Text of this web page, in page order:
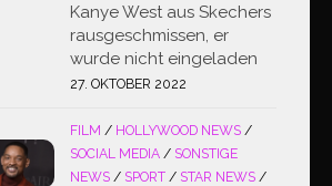
Kanye West aus Skechers
rausgeschmissen, er
wurde nicht eingeladen
27. OKTOBER 2022
FILM / HOLLYWOOD NEWS /
SOCIAL MEDIA / SONSTIGE
NEWS / SPORT / STAR NEWS /